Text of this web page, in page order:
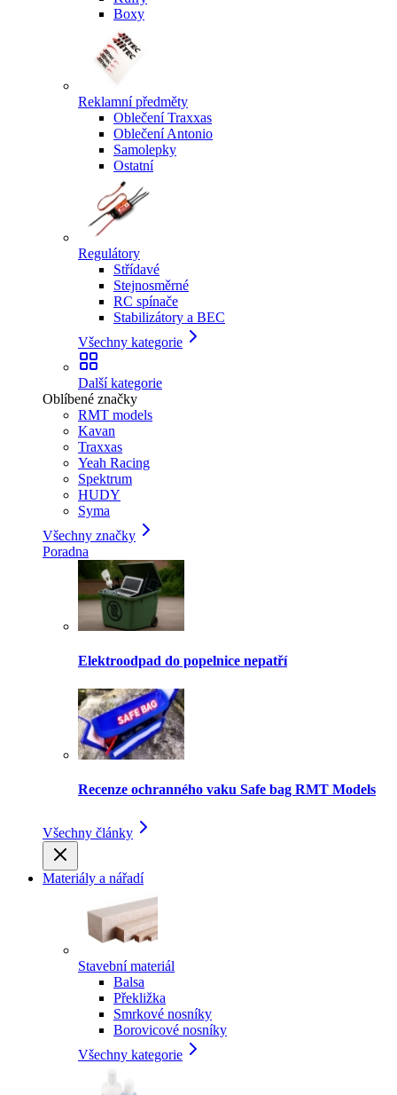
Boxy
Reklamní předměty
Oblečení Traxxas
Oblečení Antonio
Samolepky
Ostatní
Regulátory
Střídavé
Stejnosměrné
RC spínače
Stabilizátory a BEC
Všechny kategorie
Další kategorie
Oblíbené značky
RMT models
Kavan
Traxxas
Yeah Racing
Spektrum
HUDY
Syma
Všechny značky
Poradna
Elektroodpad do popelnice nepatří
Recenze ochranného vaku Safe bag RMT Models
Všechny články
Materiály a nářadí
Stavební materiál
Balsa
Překližka
Smrkové nosníky
Borovicové nosníky
Všechny kategorie